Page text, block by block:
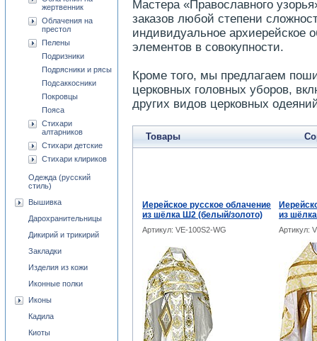
Мастера «Православного
заказов любой степени
индивидуальное архиерейское
элементов в совокупности.
Кроме того, мы предлагаем
церковных головных уборов,
других видов церковных
Товары
Иерейское русское облачение
из шёлка Ш2 (белый/золото)
из
Артикул: VE-100S2-WG Артикул:
жертвенник
Облачения на
престол
Пелены
Подризники
Подрясники и рясы
Подсаккосники
Покровцы
Пояса
Стихари
алтарников
Стихари детские
Стихари клириков
Одежда (русский
стиль)
Вышивка
Дарохранительницы
Дикирий и трикирий
Закладки
Изделия из кожи
Иконные полки
Иконы
Кадила
Киоты